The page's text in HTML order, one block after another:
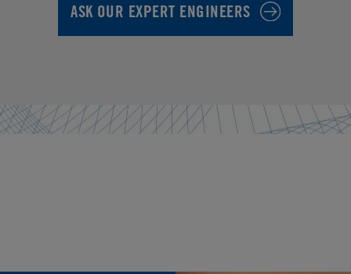
ASK OUR EXPERT ENGINEERS